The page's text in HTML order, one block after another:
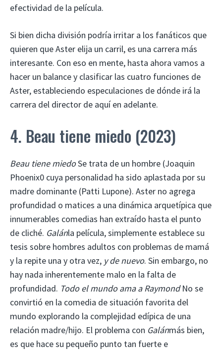
efectividad de la película.
Si bien dicha división podría irritar a los fanáticos que
quieren que Aster elija un carril, es una carrera más
interesante. Con eso en mente, hasta ahora vamos a
hacer un balance y clasificar las cuatro funciones de
Aster, estableciendo especulaciones de dónde irá la
carrera del director de aquí en adelante.
4. Beau tiene miedo (2023)
Beau tiene miedoSe trata de un hombre (Joaquin
Phoenix0 cuya personalidad ha sido aplastada por su
madre dominante (Patti Lupone). Aster no agrega
profundidad o matices a una dinámica arquetípica que
innumerables comedias han extraído hasta el punto
de cliché. Galánla película, simplemente establece su
tesis sobre hombres adultos con problemas de mamá
y la repite una y otra vez, y de nuevo. Sin embargo, no
hay nada inherentemente malo en la falta de
profundidad. Todo el mundo ama a RaymondNo se
convirtió en la comedia de situación favorita del
mundo explorando la complejidad edípica de una
relación madre/hijo. El problema con Galánmás bien,
es que hace su pequeño punto tan fuerte e